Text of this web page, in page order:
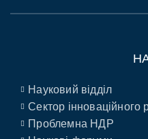
Науковий відділ
Сектор інноваційного
Проблемна НДР